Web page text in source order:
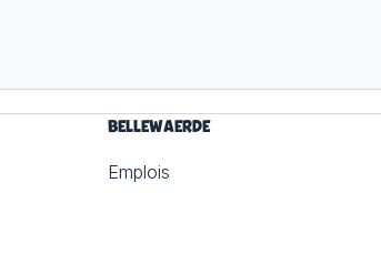
BELLEWAERDE
Emplois